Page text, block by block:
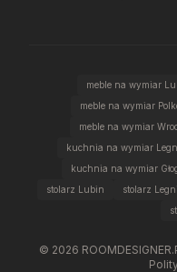
meble na wymiar
meble na wymiar
meble na wymiar
kuchnia na wymiar
kuchnia na wymiar
stolarz Lubin
stolarz
© 2026